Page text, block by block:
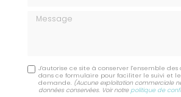
Message
J'autorise ce site à conserver l'ensemble des
dans ce formulaire pour faciliter le suivi et
demande. (Aucune exploitation commerciale
données conservées. Voir notre politique de